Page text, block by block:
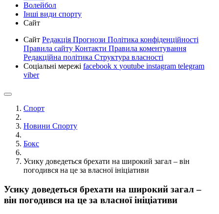
Волейбол
Інші види спорту
Сайт
Сайт Редакція Прогнози Політика конфіденційності
Правила сайту Контакти Правила коментування
Редакційна політика Структура власності
Соціальні мережі facebook x youtube instagram telegram
viber
Спорт
Новини Спорту
Бокс
Усику доведеться брехати на широкий загал – він
погодився на це за власної ініціативи
Усику доведеться брехати на широкий загал –
він погодився на це за власної ініціативи